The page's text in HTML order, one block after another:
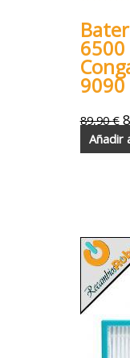
9090
89,90€
Añadir